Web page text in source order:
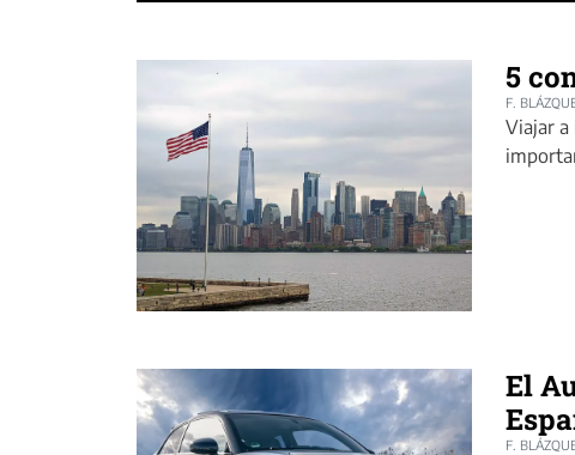
5
F.
Viajar a
El
F.